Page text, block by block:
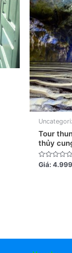
Tour
thủy
Được
Giá: